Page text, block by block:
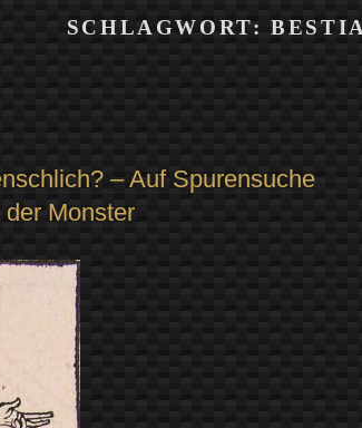
SCHLAGWORT:
– Auf Spurensuche
Monster